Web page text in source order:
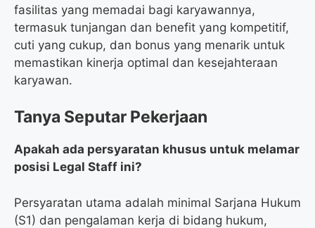
fasilitas yang memadai bagi karyawannya,
termasuk tunjangan dan benefit yang kompetitif,
cuti yang cukup, dan bonus yang menarik untuk
memastikan kinerja optimal dan kesejahteraan
karyawan.
Tanya Seputar Pekerjaan
Apakah ada persyaratan khusus untuk melamar
posisi Legal Staff ini?
Persyaratan utama adalah minimal Sarjana Hukum
(S1) dan pengalaman kerja di bidang hukum,